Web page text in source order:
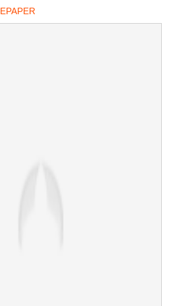
ടോക്സിക് ട്രെയിലർ
EPAPER